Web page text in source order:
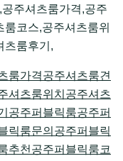
주셔츠룸가격,공주
코스,공주셔츠룸위
츠룸후기,
룸가격공주셔츠룸견
셔츠룸위치 공주셔츠
공주퍼블릭룸공주퍼
릭룸문의 공주퍼블릭
추천 공주퍼블릭룸코